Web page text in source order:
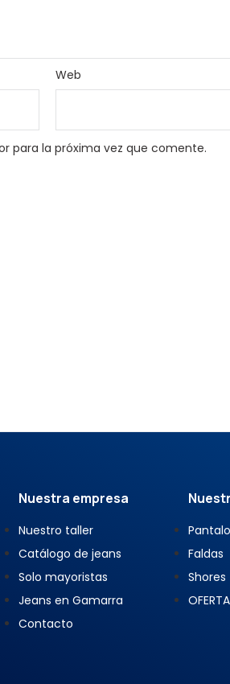
Web
para la próxima vez que comente.
Nuestra empresa
Nuestro taller
Catálogo de jeans
Solo mayoristas
Jeans en Gamarra
Contacto
Faldas
Shores